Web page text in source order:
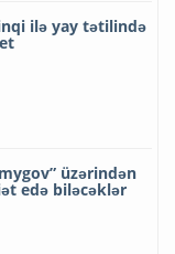
ilə yay tətilində
üzərindən
edə biləcəklər